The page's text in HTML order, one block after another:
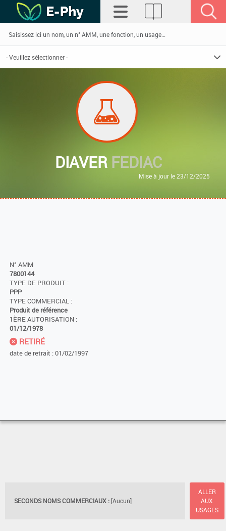
DIAVER FEDIAC
Mise à jour le 23/12/2025
N° AMM
7800144
TYPE DE PRODUIT :
PPP
TYPE COMMERCIAL :
Produit de référence
1ÈRE AUTORISATION :
01/12/1978
RETIRÉ
date de retrait : 01/02/1997
SECONDS NOMS COMMERCIAUX : [Aucun]
ALLER
AUX
USAGES